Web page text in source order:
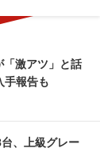
「激アツ」と話
手報告も
、上級グレー